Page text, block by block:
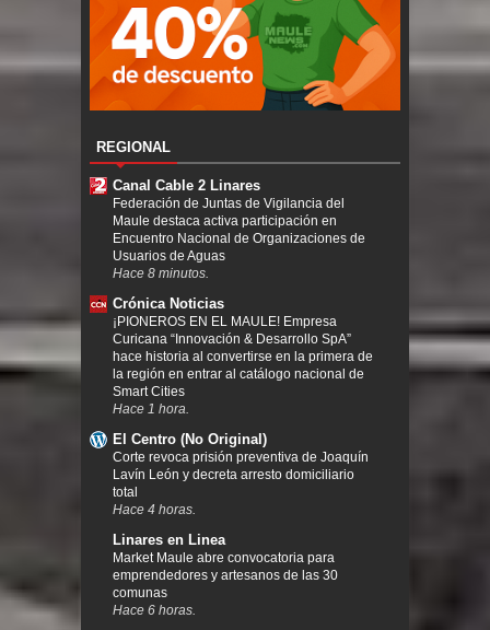
REGIONAL
Canal Cable 2 Linares
Federación de Juntas de Vigilancia del
Maule destaca activa participación en
Encuentro Nacional de Organizaciones de
Usuarios de Aguas
Hace 8 minutos.
Crónica Noticias
¡PIONEROS EN EL MAULE! Empresa
Curicana “Innovación & Desarrollo SpA”
hace historia al convertirse en la primera de
la región en entrar al catálogo nacional de
Smart Cities
Hace 1 hora.
El Centro (No Original)
Corte revoca prisión preventiva de Joaquín
Lavín León y decreta arresto domiciliario
total
Hace 4 horas.
Linares en Linea
Market Maule abre convocatoria para
emprendedores y artesanos de las 30
comunas
Hace 6 horas.